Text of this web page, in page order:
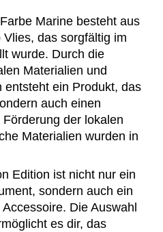
Marine besteht aus
das sorgfältig im
wurde. Durch die
Materialien und
entsteht ein Produkt, das
auch einen
der lokalen
Materialien wurden in
Edition ist nicht nur ein
sondern auch ein
Die Auswahl
es dir, das